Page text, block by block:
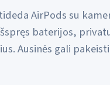
AirPods su
baterijos,
Ausinės gali